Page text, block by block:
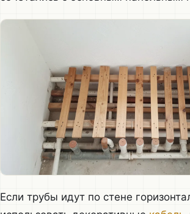
Если трубы идут по стене